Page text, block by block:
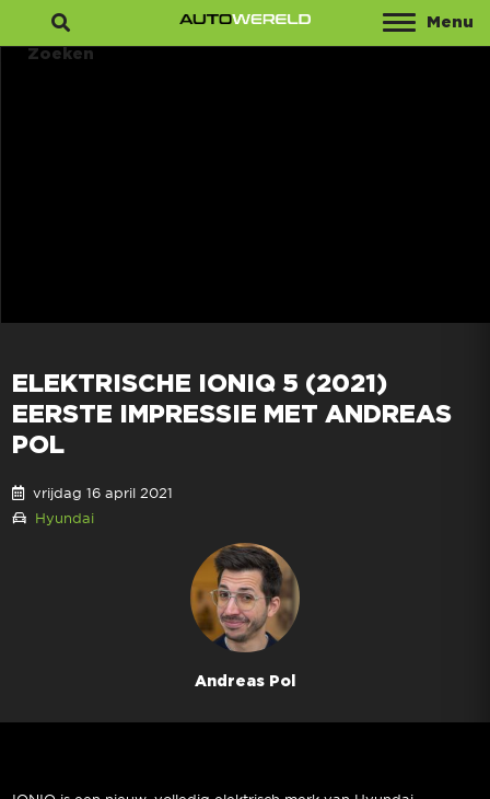
Menu
Zoeken
ELEKTRISCHE IONIQ 5 (2021)
EERSTE IMPRESSIE MET ANDREAS
POL
vrijdag 16 april 2021
Hyundai
Andreas Pol